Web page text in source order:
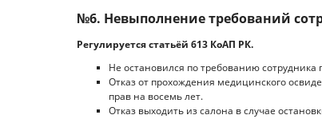
№6. Невыполнение требований
Регулируется статьёй 613 КоАП РК.
Не остановился по требованию сотрудника
Отказ от прохождения медицинского
прав на восемь лет.
Отказ выходить из салона в случае